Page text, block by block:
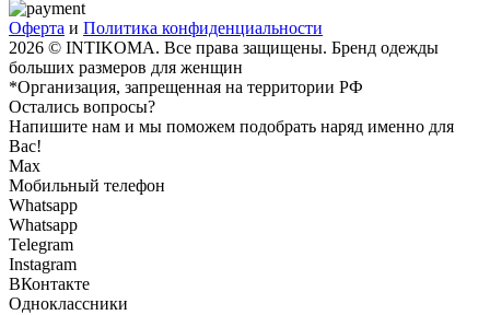
Оферта и Политика конфиденциальности
2026 © INTIKOMA. Все права защищены. Бренд одежды
больших размеров для женщин
*Организация, запрещенная на территории РФ
Остались вопросы?
Напишите нам и мы поможем подобрать наряд именно для
Вас!
Max
Мобильный телефон
Whatsapp
Whatsapp
Telegram
Instagram
ВКонтакте
Одноклассники